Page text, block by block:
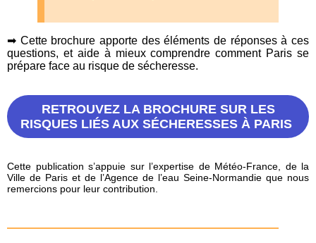
➡ Cette brochure apporte des éléments de réponses à ces
questions, et aide à mieux comprendre comment Paris se
prépare face au risque de sécheresse.
RETROUVEZ LA BROCHURE SUR LES
RISQUES LIÉS AUX SÉCHERESSES À PARIS
Cette publication s’appuie sur l’expertise de Météo-France, de la
Ville de Paris et de l’Agence de l’eau Seine-Normandie que nous
remercions pour leur contribution.